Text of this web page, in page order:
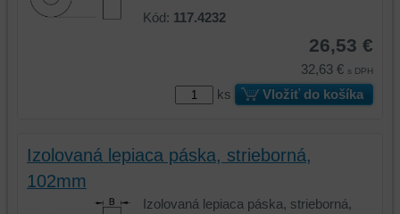
Kód: 117.4232
26,53 €
32,63 € s DPH
ks Vložiť do košíka
Izolovaná lepiaca páska, strieborná,
102mm
Izolovaná lepiaca páska, strieborná,